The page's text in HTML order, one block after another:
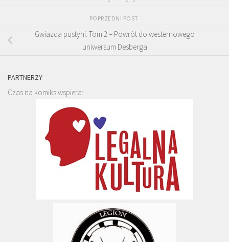
POPRZEDNI POST
Gwiazda pustyni. Tom 2 – Powrót do westernowego
uniwersum Desberga
PARTNERZY
Czas na komiks wspiera: